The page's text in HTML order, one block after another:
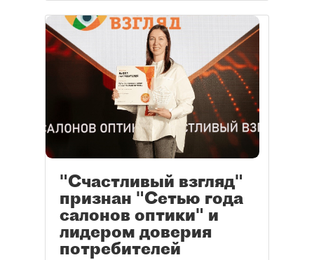
"Счастливый взгляд"
признан "Сетью года
салонов оптики" и
лидером доверия
потребителей